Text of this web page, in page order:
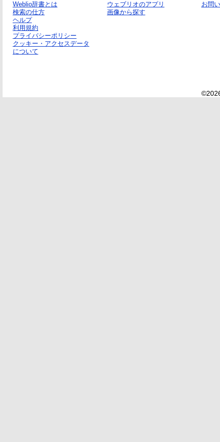
Weblio辞書とは
検索の仕方
ヘルプ
利用規約
プライバシーポリシー
クッキー・アクセスデータ
について
ウェブリオのアプリ
画像から探す
お問